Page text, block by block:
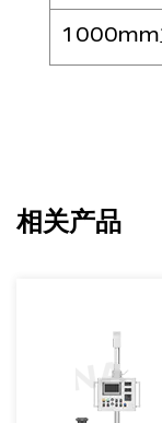
1000mm
相关产品